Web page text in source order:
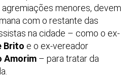
menores, devem
com o restante das
na cidade – como o ex-
Brito e o ex-vereador
Amorim – para tratar da